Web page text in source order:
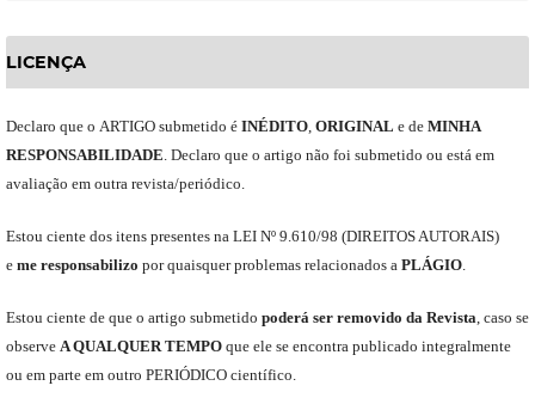
LICENÇA
Declaro que o ARTIGO submetido é INÉDITO, ORIGINAL ede MINHA
RESPONSABILIDADE Declaro que o artigo não foi submetido ou está em
avaliação em outra revista/periódico.
Estou ciente dos itens presentes na LEI Nº 9.610/98 (DIREITOS AUTORAIS)
e meresponsabilizo por quaisquer problemas relacionados a PLÁGIO.
Estou ciente de que o artigo submetido poderá ser removido da Revista,caso se
observe A QUALQUER TEMPOque elese encontra publicado integralmente
ou em parte em outro PERIÓDICOcientífico.